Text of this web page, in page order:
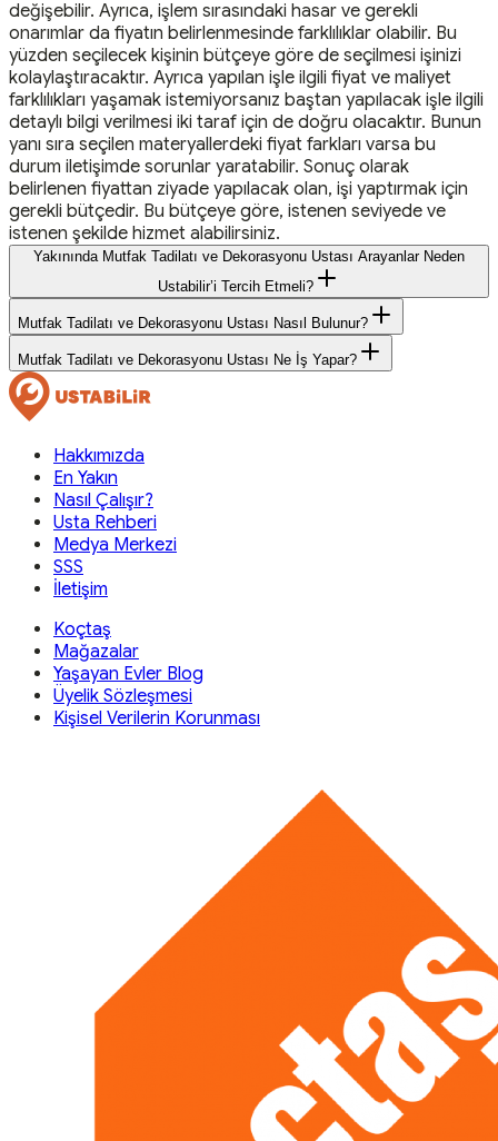
değişebilir. Ayrıca, işlem sırasındaki hasar ve gerekli
onarımlar da fiyatın belirlenmesinde farklılıklar olabilir. Bu
yüzden seçilecek kişinin bütçeye göre de seçilmesi işinizi
kolaylaştıracaktır. Ayrıca yapılan işle ilgili fiyat ve maliyet
farklılıkları yaşamak istemiyorsanız baştan yapılacak işle ilgili
detaylı bilgi verilmesi iki taraf için de doğru olacaktır. Bunun
yanı sıra seçilen materyallerdeki fiyat farkları varsa bu
durum iletişimde sorunlar yaratabilir. Sonuç olarak
belirlenen fiyattan ziyade yapılacak olan, işi yaptırmak için
gerekli bütçedir. Bu bütçeye göre, istenen seviyede ve
istenen şekilde hizmet alabilirsiniz.
Yakınında Mutfak Tadilatı ve Dekorasyonu Ustası Arayanlar Neden
Ustabilir’i Tercih Etmeli?
Mutfak Tadilatı ve Dekorasyonu Ustası Nasıl Bulunur?
Mutfak Tadilatı ve Dekorasyonu Ustası Ne İş Yapar?
Hakkımızda
En Yakın
Nasıl Çalışır?
Usta Rehberi
Medya Merkezi
SSS
İletişim
Koçtaş
Mağazalar
Yaşayan Evler Blog
Üyelik Sözleşmesi
Kişisel Verilerin Korunması